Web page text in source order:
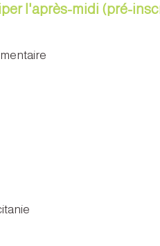
l'après-midi (pré-